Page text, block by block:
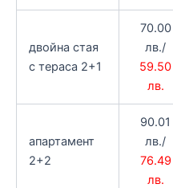
двойна стая
с тераса 2+1
70.00
лв./
59.50
лв.
апартамент
2+2
90.01
лв./
76.49
лв.